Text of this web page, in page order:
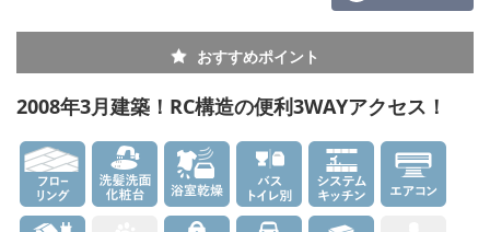
おすすめポイント
2008年3月建築！RC構造の便利3WAYアクセス！